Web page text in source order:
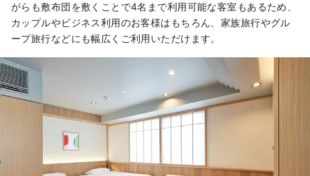
がらも敷布団を敷くことで4名まで利用可能な客室もあるため、
カップルやビジネス利用のお客様はもちろん、家族旅行やグル
ープ旅行などにも幅広くご利用いただけます。